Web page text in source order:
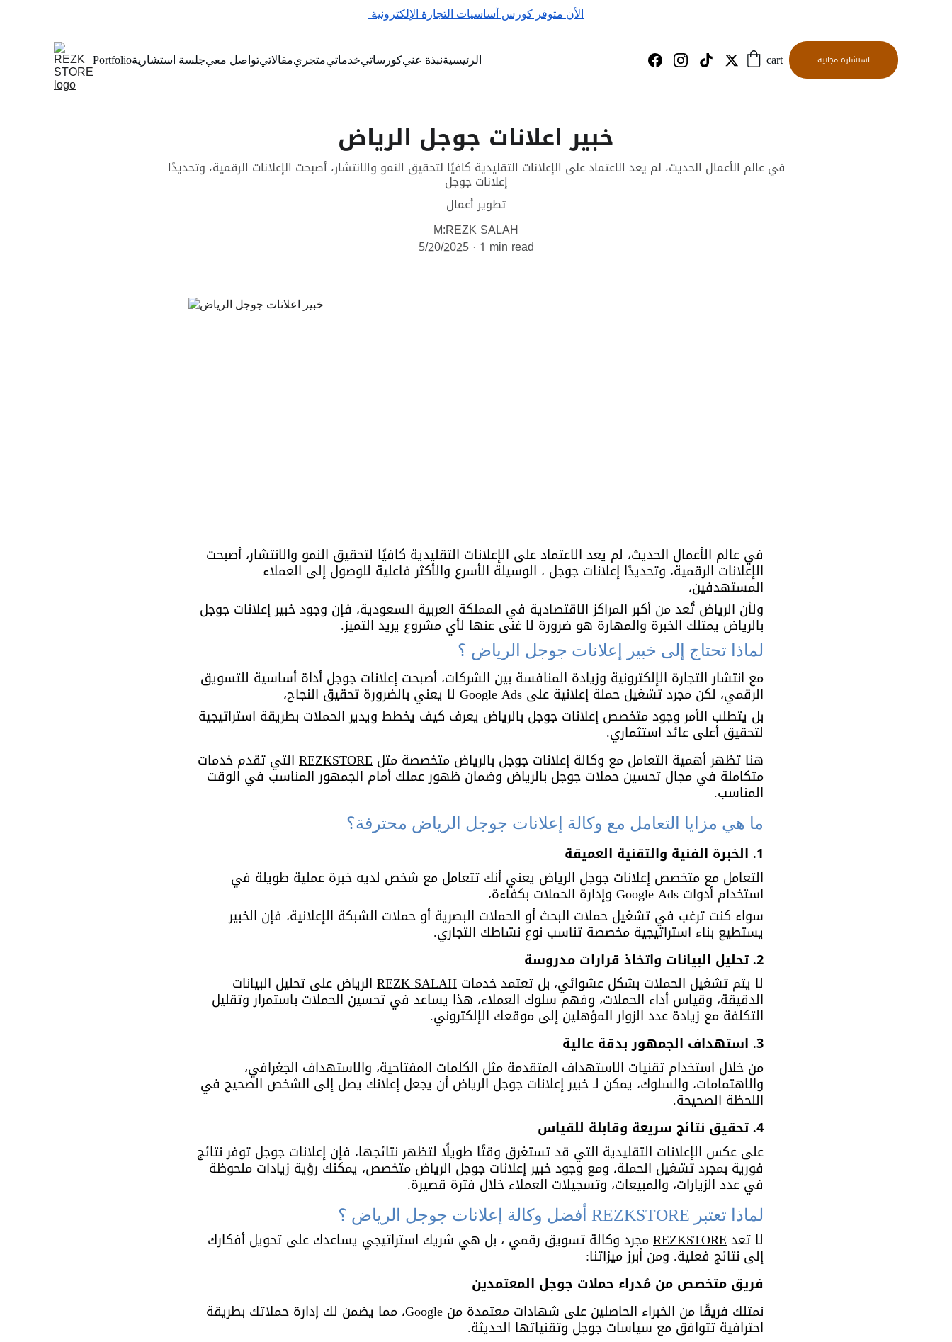
الأن متوفر كورس أساسيات التجارة الإلكترونية
Portfolioجلسة استشاريةتواصل معيمقالاتيمتجريخدماتيكورساتينبذة عنيالرئيسية cart استشارة مجانية
خبير اعلانات جوجل الرياض
في عالم الأعمال الحديث، لم يعد الاعتماد على الإعلانات التقليدية كافيًا لتحقيق النمو والانتشار، أصبحت الإعلانات الرقمية، وتحديدًا
إعلانات جوجل
تطوير أعمال
M:REZK SALAH
5/20/2025 1 min read
في عالم الأعمال الحديث، لم يعد الاعتماد على الإعلانات التقليدية كافيًا لتحقيق النمو والانتشار، أصبحت
الإعلانات الرقمية، وتحديدًا إعلانات جوجل ، الوسيلة الأسرع والأكثر فاعلية للوصول إلى العملاء
المستهدفين،
ولأن الرياض تُعد من أكبر المراكز الاقتصادية في المملكة العربية السعودية، فإن وجود خبير إعلانات جوجل
بالرياض يمتلك الخبرة والمهارة هو ضرورة لا غنى عنها لأي مشروع يريد التميز.
لماذا تحتاج إلى خبير إعلانات جوجل الرياض ؟
مع انتشار التجارة الإلكترونية وزيادة المنافسة بين الشركات، أصبحت إعلانات جوجل أداة أساسية للتسويق
الرقمي، لكن مجرد تشغيل حملة إعلانية على Google Ads لا يعني بالضرورة تحقيق النجاح،
بل يتطلب الأمر وجود متخصص إعلانات جوجل بالرياض يعرف كيف يخطط ويدير الحملات بطريقة استراتيجية
لتحقيق أعلى عائد استثماري.
هنا تظهر أهمية التعامل مع وكالة إعلانات جوجل بالرياض متخصصة مثل REZKSTORE التي تقدم خدمات
متكاملة في مجال تحسين حملات جوجل بالرياض وضمان ظهور عملك أمام الجمهور المناسب في الوقت
المناسب.
ما هي مزايا التعامل مع وكالة إعلانات جوجل الرياض محترفة؟
1. الخبرة الفنية والتقنية العميقة
التعامل مع متخصص إعلانات جوجل الرياض يعني أنك تتعامل مع شخص لديه خبرة عملية طويلة في
استخدام أدوات Google Ads وإدارة الحملات بكفاءة،
سواء كنت ترغب في تشغيل حملات البحث أو الحملات البصرية أو حملات الشبكة الإعلانية، فإن الخبير
يستطيع بناء استراتيجية مخصصة تناسب نوع نشاطك التجاري.
2. تحليل البيانات واتخاذ قرارات مدروسة
لا يتم تشغيل الحملات بشكل عشوائي، بل تعتمد خدمات REZK SALAH الرياض على تحليل البيانات
الدقيقة، وقياس أداء الحملات، وفهم سلوك العملاء، هذا يساعد في تحسين الحملات باستمرار وتقليل
التكلفة مع زيادة عدد الزوار المؤهلين إلى موقعك الإلكتروني.
3. استهداف الجمهور بدقة عالية
من خلال استخدام تقنيات الاستهداف المتقدمة مثل الكلمات المفتاحية، والاستهداف الجغرافي،
والاهتمامات، والسلوك، يمكن لـ خبير إعلانات جوجل الرياض أن يجعل إعلانك يصل إلى الشخص الصحيح في
اللحظة الصحيحة.
4. تحقيق نتائج سريعة وقابلة للقياس
على عكس الإعلانات التقليدية التي قد تستغرق وقتًا طويلًا لتظهر نتائجها، فإن إعلانات جوجل توفر نتائج
فورية بمجرد تشغيل الحملة، ومع وجود خبير إعلانات جوجل الرياض متخصص، يمكنك رؤية زيادات ملحوظة
في عدد الزيارات، والمبيعات، وتسجيلات العملاء خلال فترة قصيرة.
لماذا تعتبر REZKSTORE أفضل وكالة إعلانات جوجل الرياض ؟
لا تعد REZKSTORE مجرد وكالة تسويق رقمي ، بل هي شريك استراتيجي يساعدك على تحويل أفكارك
إلى نتائج فعلية. ومن أبرز ميزاتنا:
فريق متخصص من مُدراء حملات جوجل المعتمدين
نمتلك فريقًا من الخبراء الحاصلين على شهادات معتمدة من Google، مما يضمن لك إدارة حملاتك بطريقة
احترافية تتوافق مع سياسات جوجل وتقنياتها الحديثة.